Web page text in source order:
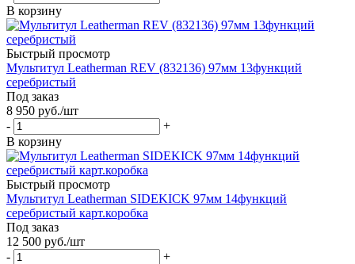
В корзину
Быстрый просмотр
Мультитул Leatherman REV (832136) 97мм 13функций
серебристый
Под заказ
8 950 руб./шт
-
+
В корзину
Быстрый просмотр
Мультитул Leatherman SIDEKICK 97мм 14функций
серебристый карт.коробка
Под заказ
12 500 руб./шт
-
+